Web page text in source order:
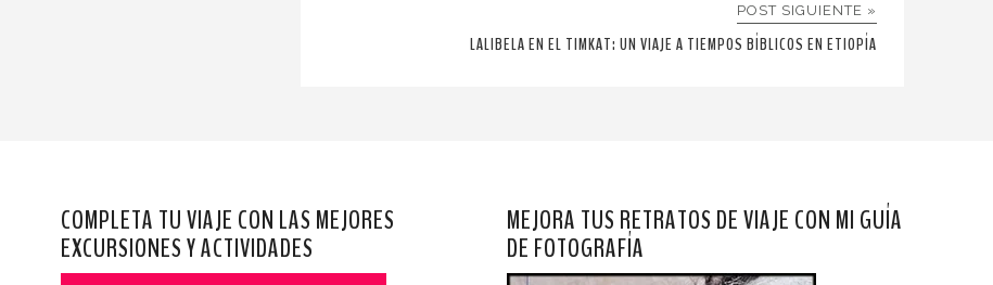
POST SIGUIENTE »
LALIBELA EN EL TIMKAT: UN VIAJE A TIEMPOS BÍBLICOS EN ETIOPÍA
COMPLETA TU VIAJE CON LAS MEJORES
EXCURSIONES Y ACTIVIDADES
MEJORA TUS RETRATOS DE VIAJE CON MI GUÍA
DE FOTOGRAFÍA